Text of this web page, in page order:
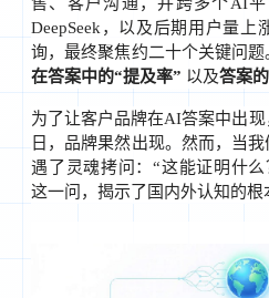
售、客户沟通，并跨多个AI平
DeepSeek，以及后期用户量
询，最终聚焦约二十个关键问题
在答案中的“提及率” 以及答案
为了让客户品牌在AI答案中出
日，品牌果然出现。然而，当
遇了灵魂拷问：“这能证明什
这一问，揭示了国内外认知的根